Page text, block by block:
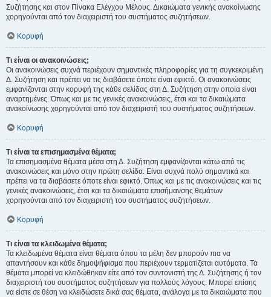
Συζήτησης και στον Πίνακα Ελέγχου Μέλους. Δικαιώματα γενικής ανακοίνωσης
χορηγούνται από τον διαχειριστή του συστήματος συζητήσεων.
Κορυφή
Τι είναι οι ανακοινώσεις;
Οι ανακοινώσεις συχνά περιέχουν σημαντικές πληροφορίες για τη συγκεκριμένη
Δ. Συζήτηση και πρέπει να τις διαβάσετε όποτε είναι εφικτό. Οι ανακοινώσεις
εμφανίζονται στην κορυφή της κάθε σελίδας στη Δ. Συζήτηση στην οποία είναι
αναρτημένες. Όπως και με τις γενικές ανακοινώσεις, έτσι και τα δικαιώματα
ανακοίνωσης χορηγούνται από τον διαχειριστή του συστήματος συζητήσεων.
Κορυφή
Τι είναι τα επισημασμένα θέματα;
Τα επισημασμένα θέματα μέσα στη Δ. Συζήτηση εμφανίζονται κάτω από τις
ανακοινώσεις και μόνο στην πρώτη σελίδα. Είναι συχνά πολύ σημαντικά και
πρέπει να τα διαβάσετε όποτε είναι εφικτό. Όπως και με τις ανακοινώσεις και τις
γενικές ανακοινώσεις, έτσι και τα δικαιώματα επισήμανσης θεμάτων
χορηγούνται από τον διαχειριστή του συστήματος συζητήσεων.
Κορυφή
Τι είναι τα κλειδωμένα θέματα;
Τα κλειδωμένα θέματα είναι θέματα όπου τα μέλη δεν μπορούν πια να
απαντήσουν και κάθε δημοψήφισμα που περιέχουν τερματίζεται αυτόματα. Τα
θέματα μπορεί να κλειδώθηκαν είτε από τον συντονιστή της Δ. Συζήτησης ή τον
διαχειριστή του συστήματος συζητήσεων για πολλούς λόγους. Μπορεί επίσης
να είστε σε θέση να κλειδώσετε δικά σας θέματα, ανάλογα με τα δικαιώματα που